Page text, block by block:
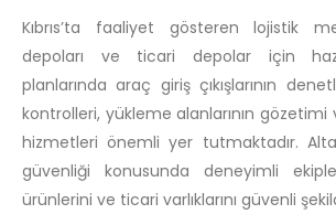
Kıbrıs’ta faaliyet gösteren lojistik
depoları ve ticari depolar için
planlarında araç giriş çıkışlarının
kontrolleri, yükleme alanlarının
hizmetleri önemli yer tutmaktadır.
güvenliği konusunda deneyimli
ürünlerini ve ticari varlıklarını güvenli